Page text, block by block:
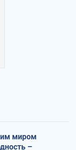
миром
–